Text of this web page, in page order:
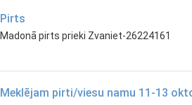
Pirts
Madonā pirts prieki Zvaniet-26224161
Meklējam pirti/viesu namu 11-13